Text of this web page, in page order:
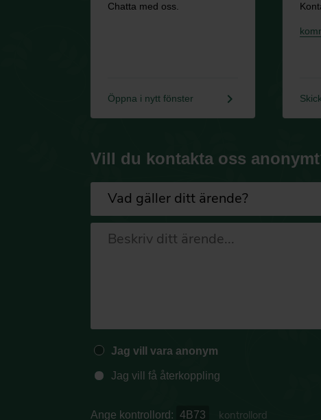
Chatta med oss.
Öppna i nytt fönster keyboard_arrow_right
Vill du kontakta oss
Jag vill vara anonym
Jag vill få återkoppling
Ange kontrollord: 4B73